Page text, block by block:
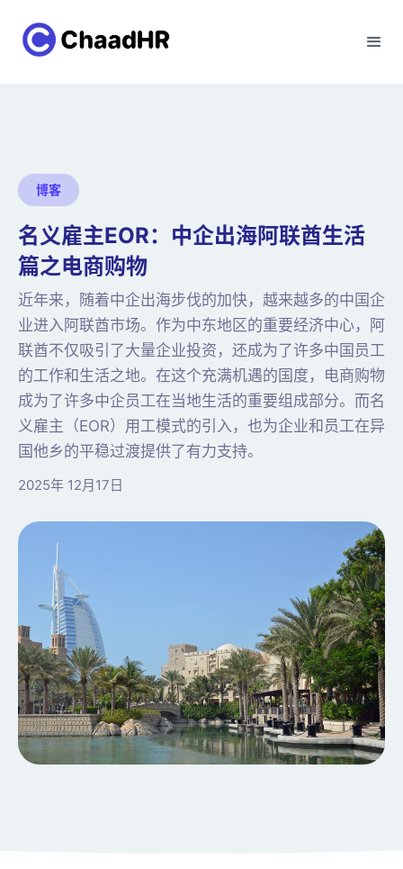
博客
名义雇主EOR：中企出海阿联酋生活
篇之电商购物
近年来，随着中企出海步伐的加快，越来越多的中国企
业进入阿联酋市场。作为中东地区的重要经济中心，阿
联酋不仅吸引了大量企业投资，还成为了许多中国员工
的工作和生活之地。在这个充满机遇的国度，电商购物
成为了许多中企员工在当地生活的重要组成部分。而名
义雇主（EOR）用工模式的引入，也为企业和员工在异
国他乡的平稳过渡提供了有力支持。
2025年 12月17日